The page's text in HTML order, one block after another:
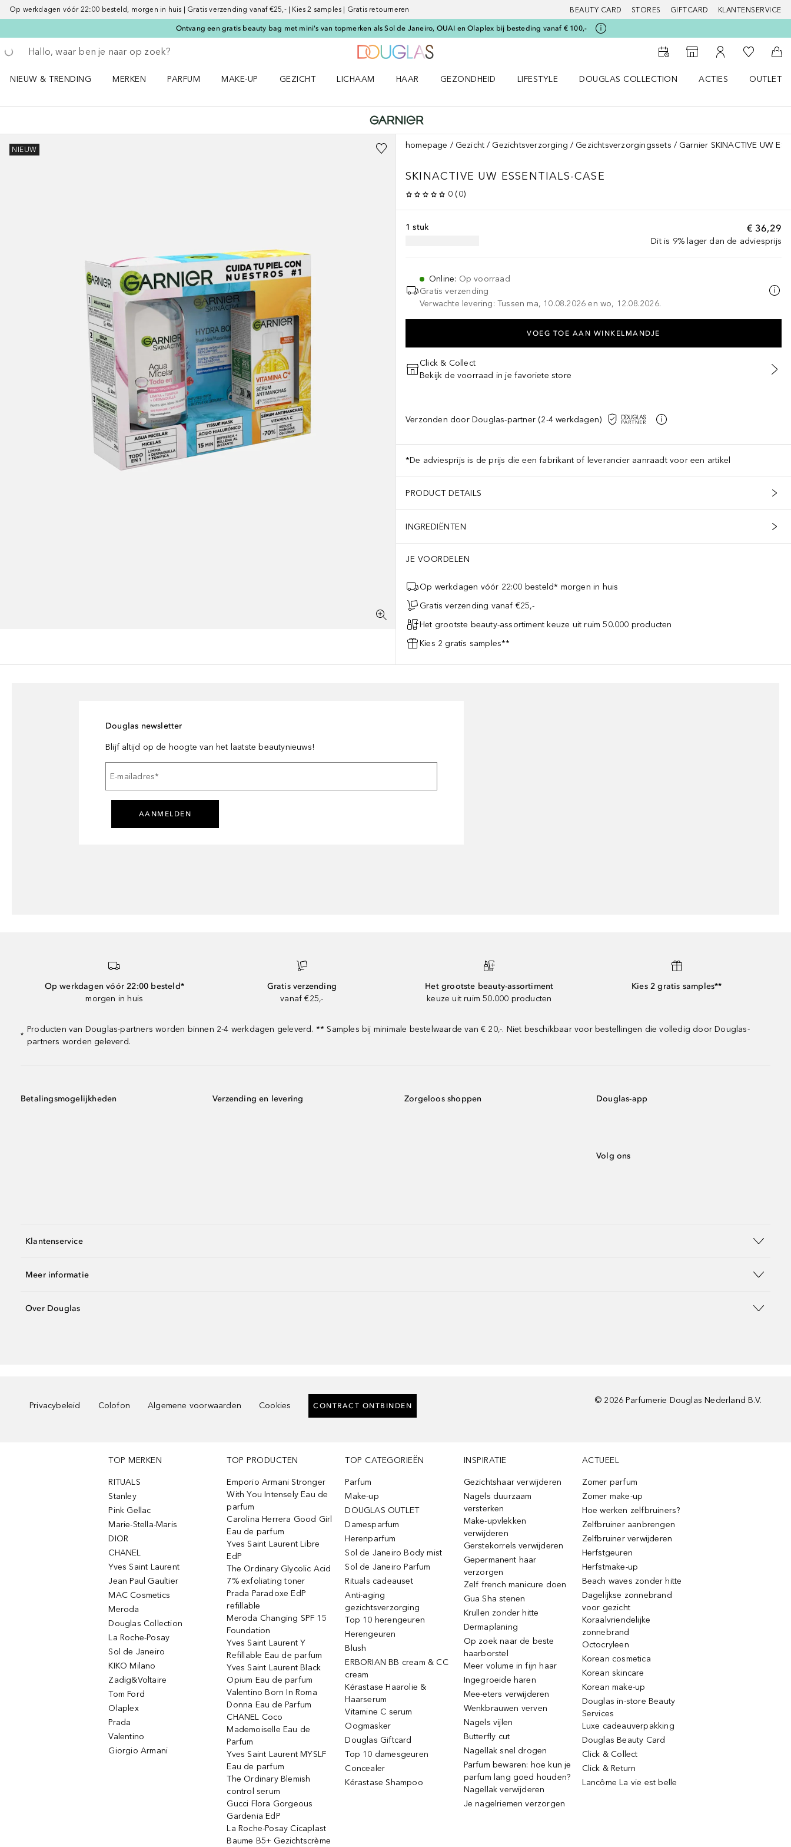
Op werkdagen vóór 22:00 besteld, morgen in huis | Gratis verzending vanaf €25,- | Kies 2 samples | Gratis retourneren BEAUTY CARD STORES GIFTCARD KLANTENSERVICE
Ontvang een gratis beauty bag met mini's van topmerken als Sol de Janeiro, OUAI en Olaplex bij besteding vanaf € 100,-
Ga terug
Zoekopdracht uitvoeren
Naar StorefinderNaar Mijn Account
Naar Mijn
NIEUW & TRENDING
MERKEN
PARFUM
MAKE-UP
GEZICHT
LICHAAM
HAAR
GEZONDHEID
LIFESTYLE
DOUGLAS COLLECTION
ACTIES
OUTLET
NIEUW homepage Gezicht Gezichtsverzorging Gezichtsverzorgingssets Garnier SKINACTIVE UW
SKINACTIVE UW ESSENTIALS-CASE
0 (0)
€ 36,29
Dit is 9% lager dan de adviesprijs
1 stuk
Online: Op voorraad
Gratis verzending
Verwachte levering: Tussen ma, 10.08.2026 en wo, 12.08.2026.
VOEG TOE AAN WINKELMANDJE
Click & Collect
Bekijk de voorraad in je favoriete store
Verzonden door Douglas-partner (2-4 werkdagen)
*De adviesprijs is de prijs die een fabrikant of leverancier aanraadt voor een artikel
PRODUCT DETAILS
INGREDIËNTEN
JE VOORDELEN
Op werkdagen vóór 22:00 besteld* morgen in huis
Gratis verzending vanaf €25,-
Het grootste beauty-assortiment keuze uit ruim 50.000 producten
Kies 2 gratis samples**
Douglas newsletter
Blijf altijd op de hoogte van het laatste beautynieuws!
E-mailadres*
AANMELDEN
Op werkdagen vóór 22:00 besteld*
morgen in huis
Gratis verzending
vanaf €25,-
Het grootste beauty-assortiment
keuze uit ruim 50.000 producten
Kies 2 gratis samples**
*
Producten van Douglas-partners worden binnen 2-4 werkdagen geleverd. ** Samples bij minimale bestelwaarde van € 20,-. Niet beschikbaar voor bestellingen die volledig door Douglas-
partners worden geleverd.
Betalingsmogelijkheden Verzending en levering Zorgeloos shoppen Douglas-app
Volg ons
Klantenservice
Meer informatie
Over Douglas
Privacybeleid Colofon Algemene voorwaarden Cookies CONTRACT ONTBINDEN
© 2026 Parfumerie Douglas Nederland B.V.
TOP MERKEN
RITUALS
Stanley
Pink Gellac
Marie-Stella-Maris
DIOR
CHANEL
Yves Saint Laurent
Jean Paul Gaultier
MAC Cosmetics
Meroda
Douglas Collection
La Roche-Posay
Sol de Janeiro
KIKO Milano
Zadig&Voltaire
Tom Ford
Olaplex
Prada
Valentino
Giorgio Armani
TOP PRODUCTEN
Emporio Armani Stronger
With You Intensely Eau de
parfum
Carolina Herrera Good Girl
Eau de parfum
Yves Saint Laurent Libre
EdP
The Ordinary Glycolic Acid
7% exfoliating toner
Prada Paradoxe EdP
refillable
Meroda Changing SPF 15
Foundation
Yves Saint Laurent Y
Refillable Eau de parfum
Yves Saint Laurent Black
Opium Eau de parfum
Valentino Born In Roma
Donna Eau de Parfum
CHANEL Coco
Mademoiselle Eau de
Parfum
Yves Saint Laurent MYSLF
Eau de parfum
The Ordinary Blemish
control serum
Gucci Flora Gorgeous
Gardenia EdP
La Roche-Posay Cicaplast
Baume B5+ Gezichtscrème
TOP CATEGORIEËN
Parfum
Make-up
DOUGLAS OUTLET
Damesparfum
Herenparfum
Sol de Janeiro Body mist
Sol de Janeiro Parfum
Rituals cadeauset
Anti-aging
gezichtsverzorging
Top 10 herengeuren
Herengeuren
Blush
ERBORIAN BB cream & CC
cream
Kérastase Haarolie &
Haarserum
Vitamine C serum
Oogmasker
Douglas Giftcard
Top 10 damesgeuren
Concealer
Kérastase Shampoo
INSPIRATIE
Gezichtshaar verwijderen
Nagels duurzaam
versterken
Make-upvlekken
verwijderen
Gerstekorrels verwijderen
Gepermanent haar
verzorgen
Zelf french manicure doen
Gua Sha stenen
Krullen zonder hitte
Dermaplaning
Op zoek naar de beste
haarborstel
Meer volume in fijn haar
Ingegroeide haren
Mee-eters verwijderen
Wenkbrauwen verven
Nagels vijlen
Butterfly cut
Nagellak snel drogen
Parfum bewaren: hoe kun je
parfum lang goed houden?
Nagellak verwijderen
Je nagelriemen verzorgen
ACTUEEL
Zomer parfum
Zomer make-up
Hoe werken zelfbruiners?
Zelfbruiner aanbrengen
Zelfbruiner verwijderen
Herfstgeuren
Herfstmake-up
Beach waves zonder hitte
Dagelijkse zonnebrand
voor gezicht
Koraalvriendelijke
zonnebrand
Octocryleen
Korean cosmetica
Korean skincare
Korean make-up
Douglas in-store Beauty
Services
Luxe cadeauverpakking
Douglas Beauty Card
Click & Collect
Click & Return
Lancôme La vie est belle